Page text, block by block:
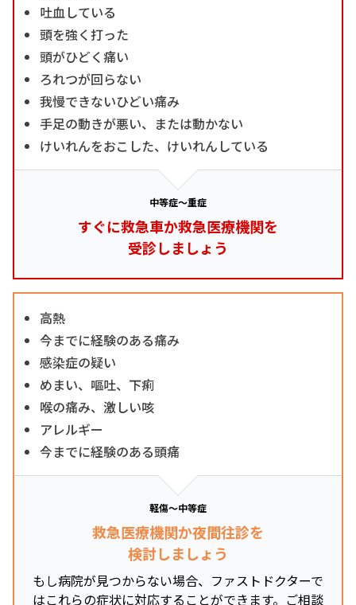
吐血している
頭を強く打った
頭がひどく痛い
ろれつが回らない
我慢できないひどい痛み
手足の動きが悪い、または動かない
けいれんをおこした、けいれんしている
中等症～重症
すぐに救急車か救急医療機関を
受診しましょう
高熱
今までに経験のある痛み
感染症の疑い
めまい、嘔吐、下痢
喉の痛み、激しい咳
アレルギー
今までに経験のある頭痛
軽傷～中等症
救急医療機関か夜間往診を
検討しましょう
もし病院が見つからない場合、ファストドクターで
はこれらの症状に対応することができます。ご相談